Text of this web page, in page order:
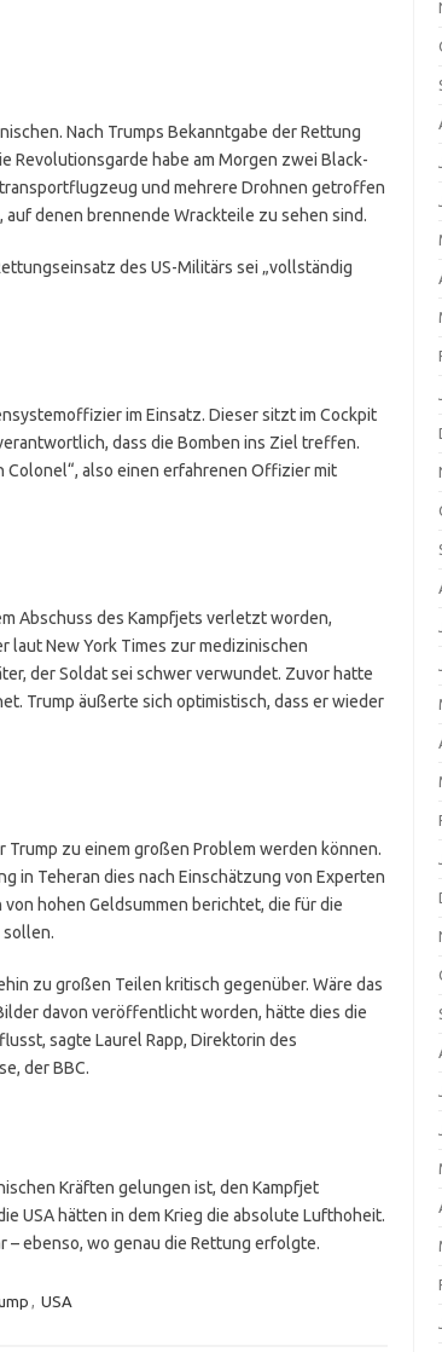
Nach Trumps Bekanntgabe der Rettung
Revolutionsgarde habe am Morgen zwei Black-
und mehrere Drohnen getroffen
denen brennende Wrackteile zu sehen sind.
des US-Militärs sei „vollständig
im Einsatz. Dieser sitzt im Cockpit
dass die Bomben ins Ziel treffen.
Colonel“, also einen erfahrenen Offizier mit
Abschuss des Kampfjets verletzt worden,
laut New York Times zur medizinischen
der Soldat sei schwer verwundet. Zuvor hatte
Trump äußerte sich optimistisch, dass er wieder
zu einem großen Problem werden können.
in Teheran dies nach Einschätzung von Experten
hohen Geldsummen berichtet, die für die
sollen.
zu großen Teilen kritisch gegenüber. Wäre das
davon veröffentlicht worden, hätte dies die
sagte Laurel Rapp, Direktorin des
der BBC.
Kräften gelungen ist, den Kampfjet
USA hätten in dem Krieg die absolute Lufthoheit.
– ebenso, wo genau die Rettung erfolgte.
, USA